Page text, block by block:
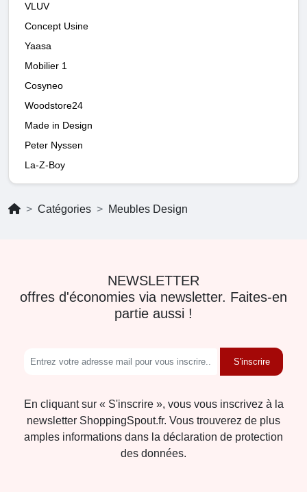
VLUV
Concept Usine
Yaasa
Mobilier 1
Cosyneo
Woodstore24
Made in Design
Peter Nyssen
La-Z-Boy
Catégories Meubles Design
NEWSLETTER
offres d'économies via newsletter. Faites-en
partie aussi !
S'inscrire
En cliquant sur « S'inscrire », vous vous inscrivez à la
newsletter ShoppingSpout.fr. Vous trouverez de plus
amples informations dans la déclaration de protection
des données.